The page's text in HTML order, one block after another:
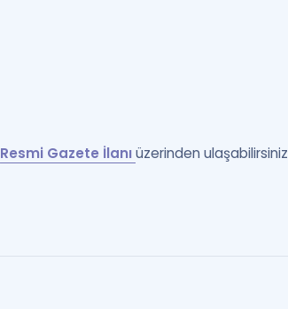
Resmi Gazete İlanıüzerinden